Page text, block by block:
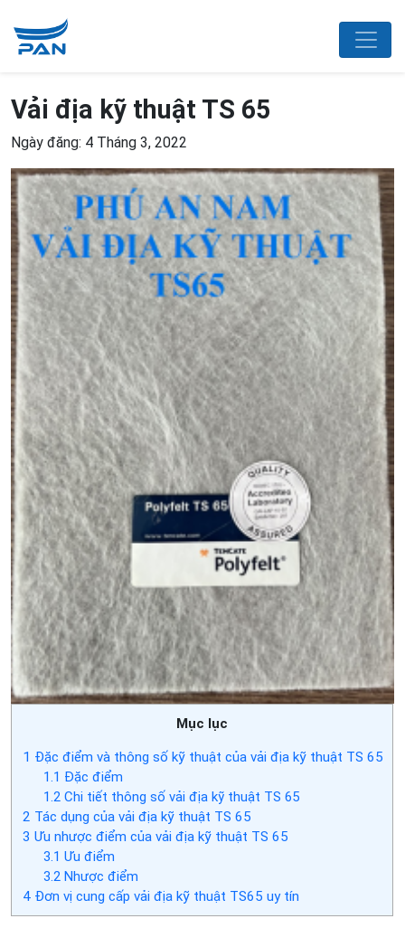
Vải địa kỹ thuật TS 65
Ngày đăng: 4 Tháng 3, 2022
Mục lục
1 Đặc điểm và thông số kỹ thuật của vải địa kỹ thuật TS 65
1.1 Đặc điểm
1.2Chi tiết thông số vải địa kỹ thuật TS 65
2 Tác dụng của vải địa kỹ thuật TS 65
3 Ưu nhược điểm của vải địa kỹ thuật TS 65
3.1 Ưu điểm
3.2Nhược điểm
4 Đơn vị cung cấp vải địa kỹ thuật TS65 uy tín